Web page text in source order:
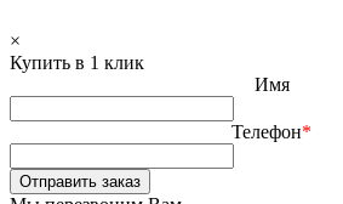
×
Купить в 1 клик
Имя
Телефон*
Отправить заказ